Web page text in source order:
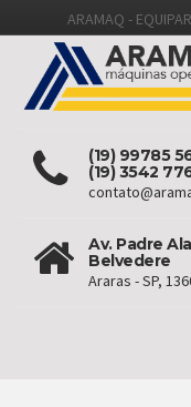
ARAMAQ -
(19) 99785
(19) 3542
Av. Padre
Belvedere
Araras - SP,